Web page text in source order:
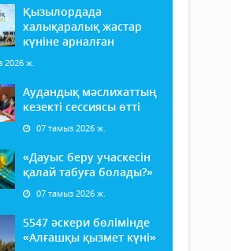
Қызылордада
халықаралық жастар
күніне арналған
2026 ж.
Аудандық мәслихаттың
кезекті сессиясы өтті
07 тамыз 2026 ж.
«Дауыс беру учаскесін
қалай табуға болады?»
07 тамыз 2026 ж.
5547 әскери бөлімінде
«Алғашқы қызмет күні»